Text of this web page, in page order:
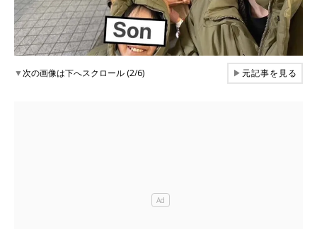
▼次の画像は下へスクロール (2/6) ▶元記事を見る